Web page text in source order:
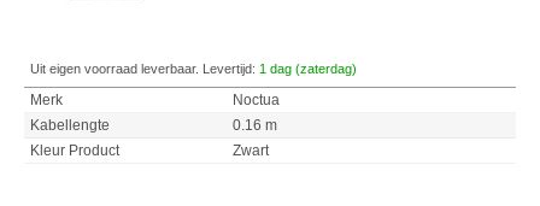
Uit eigen voorraad leverbaar. Levertijd: 1 dag (zaterdag)
Merk
Noctua
Kabellengte
0.16 m
Kleur Product
Zwart